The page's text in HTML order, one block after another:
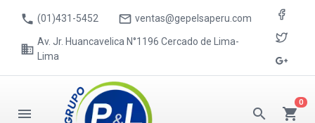
phone (01)431-5452 mail_outline ventas@gepelsaperu.com
business
Av. Jr. Huancavelica N°1196 Cercado de Lima-
Lima
menu search shopping_cart
0